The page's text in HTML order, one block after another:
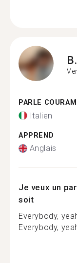
B.
PARLE
Italien
APPREND
Anglais
Je veux un
soit
Everybody,
Everybody,